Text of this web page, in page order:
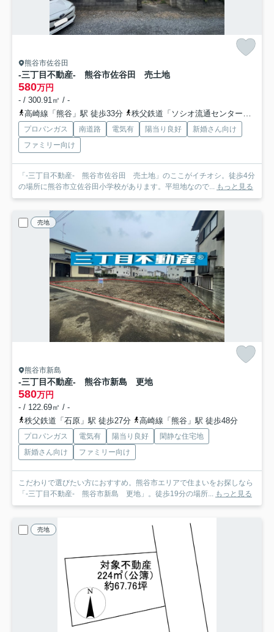
熊谷市佐谷田
-三丁目不動産- 熊谷市佐谷田 売土地
580万円
- / 300.91㎡ / -
高崎線「熊谷」駅 徒歩33分
秩父鉄道「ソシオ流通センター」駅 徒歩20分
プロパンガス 南道路 電気有 陽当り良好
新婚さん向け
ファミリー向け
「-三丁目不動産- 熊谷市佐谷田 売土地」のここがイチオシ。徒歩4分
の場所に熊谷市立佐谷田小学校があります。平坦地なので...
もっと見る
売地
熊谷市新島
-三丁目不動産- 熊谷市新島 更地
580万円
- / 122.69㎡ / -
秩父鉄道「石原」駅 徒歩27分
高崎線「熊谷」駅 徒歩48分
プロパンガス 電気有 陽当り良好
閑静な住宅地
新婚さん向け
ファミリー向け
こだわりで選びたい方におすすめ。熊谷市エリアで住まいをお探しなら
「-三丁目不動産- 熊谷市新島 更地」。徒歩19分の場所...
もっと見る
売地